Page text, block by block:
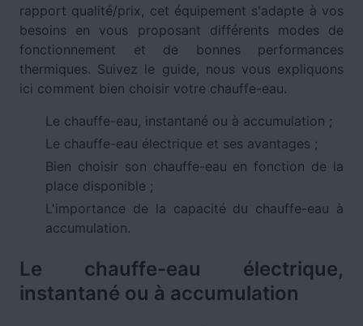
rapport qualité/prix, cet équipement s'adapte à vos
besoins en vous proposant différents modes de
fonctionnement et de bonnes performances
thermiques. Suivez le guide, nous vous expliquons
ici comment bien choisir votre chauffe-eau.
Le chauffe-eau, instantané ou à accumulation ;
Le chauffe-eau électrique et ses avantages ;
Bien choisir son chauffe-eau en fonction de la
place disponible ;
L'importance de la capacité du chauffe-eau à
accumulation.
Le chauffe-eau électrique,
instantané ou à accumulation